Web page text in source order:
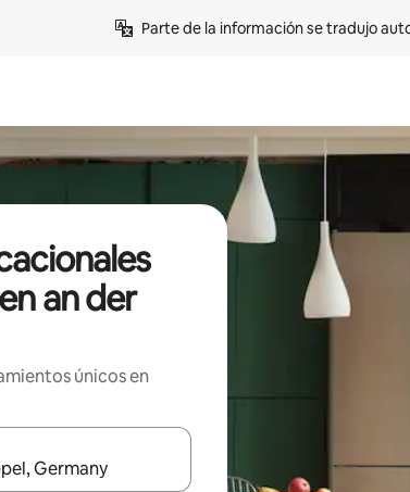
Parte de la información se tradujo
an der
únicos en
disponibles, navega con las teclas de flecha hacia